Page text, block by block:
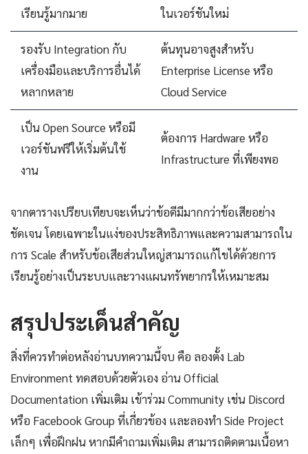
เรียนรู้มากมาย
ในเวอร์ชันใหม่
รองรับ Integration กับ
เครื่องมือและบริการอื่นได้
หลากหลาย
ต้นทุนอาจสูงสำหรับ
Enterprise License หรือ
Cloud Service
เป็น Open Source หรือมี
เวอร์ชันฟรีให้เริ่มต้นใช้
งาน
ต้องการ Hardware หรือ
Infrastructure ที่เพียงพอ
จากตารางเปรียบเทียบจะเห็นว่าข้อดีมีมากกว่าข้อเสียอย่าง
ชัดเจน โดยเฉพาะในแง่ของประสิทธิภาพและความสามารถใน
การ Scale สำหรับข้อเสียส่วนใหญ่สามารถแก้ไขได้ด้วยการ
เรียนรู้อย่างเป็นระบบและวางแผนทรัพยากรให้เหมาะสม
สรุปประเด็นสำคัญ
สิ่งที่ควรทำต่อหลังอ่านบทความนี้จบ คือ ลองตั้ง Lab
Environment ทดสอบด้วยตัวเอง อ่าน Official
Documentation เพิ่มเติม เข้าร่วม Community เช่น Discord
หรือ Facebook Group ที่เกี่ยวข้อง และลองทำ Side Project
เล็กๆ เพื่อฝึกฝน หากมีคำถามเพิ่มเติม สามารถติดตามเนื้อหา